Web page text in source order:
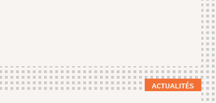
ACTUALITÉS